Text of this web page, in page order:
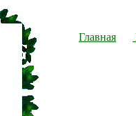
Главная